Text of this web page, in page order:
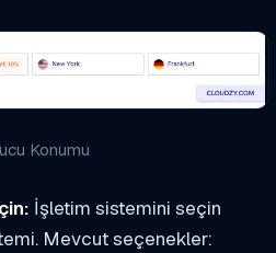
Konumu
İşletim sistemini seçin
Mevcut seçenekler: